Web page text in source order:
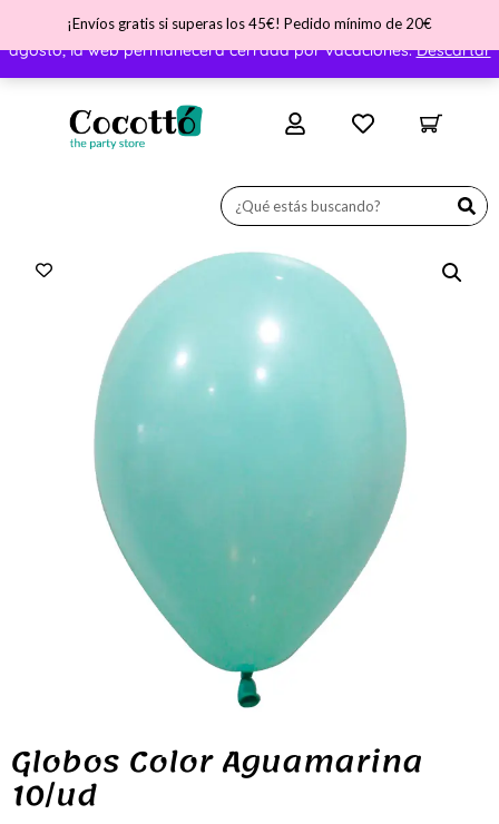
¡Nos vamos de vacaciones! ATENCIÓN - Del día 31 de julio al 11 de
agosto, la web permanecerá cerrada por vacaciones.Descartar
¡Envíos gratis si superas los 45€! Pedido mínimo de 20€
Globos Color Aguamarina
10/ud